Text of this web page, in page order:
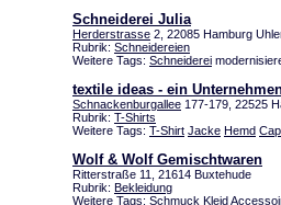
Schneiderei Julia
Herderstrasse 2, 22085 Hamburg
Rubrik: Schneidereien
Weitere Tags: Schneiderei
textile ideas - ein
Schnackenburgallee 177-179, 22525
Rubrik: T-Shirts
Weitere Tags: T-Shirt Jacke Hemd Cap
Wolf & Wolf Gemischtwaren
Ritterstraße 11, 21614 Buxtehude
Rubrik: Bekleidung
Weitere Tags: Schmuck Kleid